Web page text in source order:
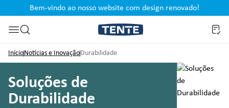
Saltar para a pesquisa
Bem-vindo ao nosso website com design renovado!
InícioNotícias e InovaçãoDurabilidade
Soluções de
Durabilidade